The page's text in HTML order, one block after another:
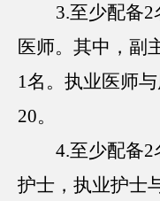
3.至少配备
医师。其中，副
1名。执业医师
20。
4.至少配备
护士，执业护士